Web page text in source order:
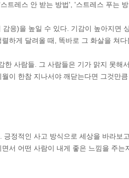
트레스 안 받는 방법', '스트레스 푸는
응)을 높일 수 있다. 기감이 높아지면
하게 달려올 때, 똑바로 그 화살을 쳐다
사람들. 그 사람들은 기가 맑지 못해
이 한참 지나서야 깨닫는다면 그것만
정적인 사고 방식으로 세상을 바라보
서 어떤 사람이 내게 좋은 느낌을 주